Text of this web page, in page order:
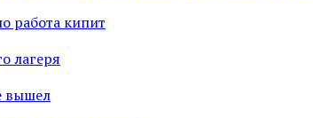
работа кипит
лагеря
вышел